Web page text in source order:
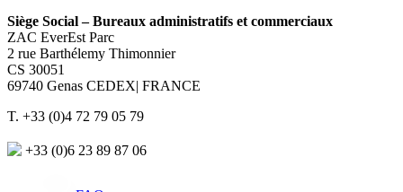
Siège Social – Bureaux administratifs et commerciaux
ZAC EverEst Parc
2 rue Barthélemy Thimonnier
CS 30051
69740 Genas CEDEX| FRANCE
T. +33 (0)4 72 79 05 79
+33 (0)6 23 89 87 06